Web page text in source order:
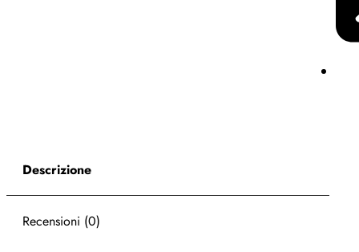
Descrizione
Recensioni (0)